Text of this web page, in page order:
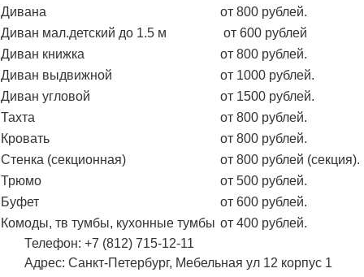
Дивана
от 800 рублей.
Диван мал.детский до 1.5 м
от 600 рублей
Диван книжка
от 800 рублей.
Диван выдвижной
от 1000 рублей.
Диван угловой
от 1500 рублей.
Тахта
от 800 рублей.
Кровать
от 800 рублей.
Стенка (секционная)
от 800 рублей (секция).
Трюмо
от 500 рублей.
Буфет
от 600 рублей.
Комоды, тв тумбы, кухонные тумбы от 400 рублей.
Телефон: +7 (812) 715-12-11
Адрес: Санкт-Петербург, Мебельная ул 12 корпус 1